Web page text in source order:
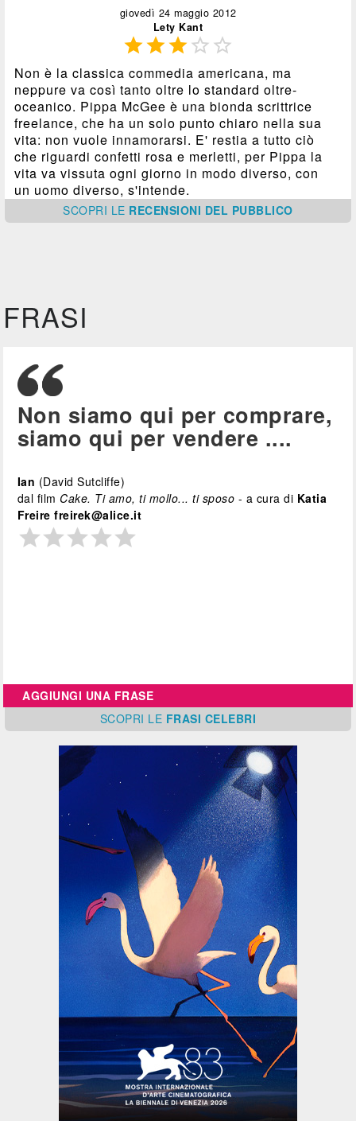
giovedì 24 maggio 2012
Lety Kant
 
Non è la classica commedia americana, ma
neppure va così tanto oltre lo standard oltre-
oceanico. Pippa McGee è una bionda scrittrice
freelance, che ha un solo punto chiaro nella sua
vita: non vuole innamorarsi. E' restia a tutto ciò
che riguardi confetti rosa e merletti, per Pippa la
vita va vissuta ogni giorno in modo diverso, con
un uomo diverso, s'intende.
SCOPRI LE RECENSIONI DEL PUBBLICO
FRASI
Non siamo qui per comprare,
siamo qui per vendere ....
Ian (David Sutcliffe)
dal film Cake. Ti amo, ti mollo... ti sposo - a cura di Katia
Freire freirek@alice.it
AGGIUNGI UNA FRASE
SCOPRI LE FRASI CELEBRI